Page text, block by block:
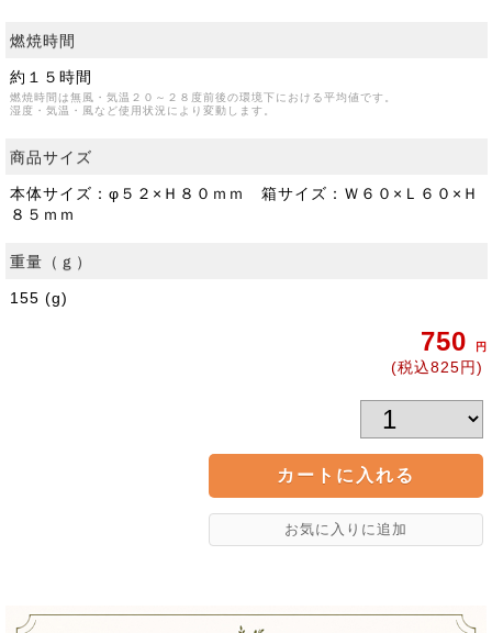
燃焼時間
約１５時間
燃焼時間は無風・気温２０～２８度前後の環境下における平均値です。
湿度・気温・風など使用状況により変動します。
商品サイズ
本体サイズ：φ５２×Ｈ８０ｍｍ 箱サイズ：Ｗ６０×Ｌ６０×Ｈ
８５ｍｍ
重量（ｇ）
155 (g)
750 円
(税込825円)